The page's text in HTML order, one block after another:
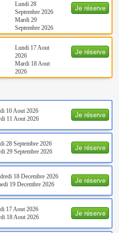
Je réserve
Lundi 28
Septembre 2026
Mardi 29
Septembre 2026
Je réserve
Lundi 17 Aout
2026
Mardi 18 Aout
2026
Je réserve
10 Aout 2026
11 Aout 2026
Je réserve
28 Septembre 2026
29 Septembre 2026
Je réserve
18 Decembre 2026
19 Decembre 2026
Je réserve
17 Aout 2026
18 Aout 2026